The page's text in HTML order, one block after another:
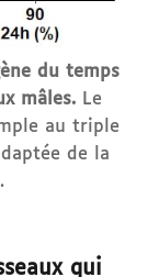
du temps
mâles. Le
au triple
de la
qui